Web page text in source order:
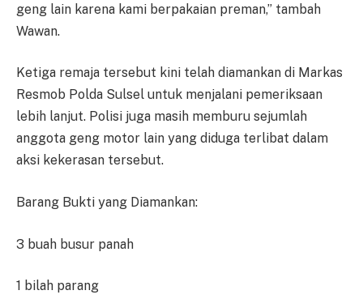
geng lain karena kami berpakaian preman,” tambah
Wawan.
Ketiga remaja tersebut kini telah diamankan di Markas
Resmob Polda Sulsel untuk menjalani pemeriksaan
lebih lanjut. Polisi juga masih memburu sejumlah
anggota geng motor lain yang diduga terlibat dalam
aksi kekerasan tersebut.
Barang Bukti yang Diamankan:
3 buah busur panah
1 bilah parang